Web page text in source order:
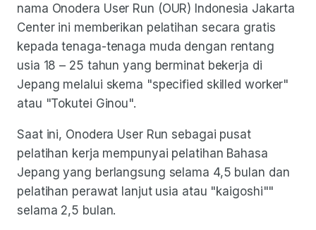
nama Onodera User Run (OUR) Indonesia Jakarta
Center ini memberikan pelatihan secara gratis
kepada tenaga-tenaga muda dengan rentang
usia 18 – 25 tahun yang berminat bekerja di
Jepang melalui skema "specified skilled worker"
atau "Tokutei Ginou".
Saat ini, Onodera User Run sebagai pusat
pelatihan kerja mempunyai pelatihan Bahasa
Jepang yang berlangsung selama 4,5 bulan dan
pelatihan perawat lanjut usia atau "kaigoshi""
selama 2,5 bulan.